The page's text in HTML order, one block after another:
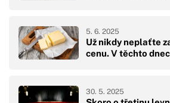
Už nikdy neplaťte
cenu. V těchto
5. 6. 2025
30. 5. 2025